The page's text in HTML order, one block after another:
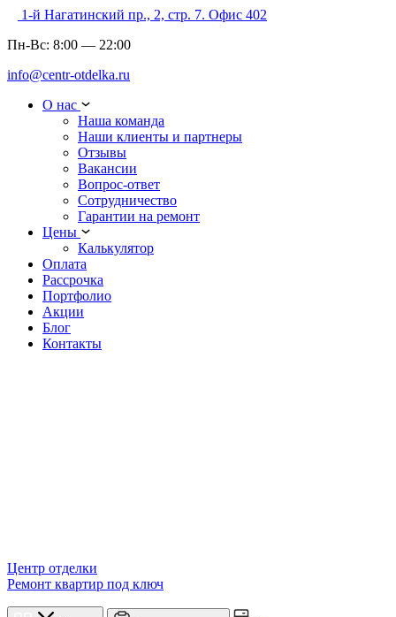
1-й Нагатинский пр., 2, стр. 7. Офис 402
Пн-Вс: 8:00 — 22:00
info@centr-otdelka.ru
О нас
Наша команда
Наши клиенты и партнеры
Отзывы
Вакансии
Вопрос-ответ
Сотрудничество
Гарантии на ремонт
Цены
Калькулятор
Оплата
Рассрочка
Портфолио
Акции
Блог
Контакты
Центр отделки
Ремонт квартир под ключ